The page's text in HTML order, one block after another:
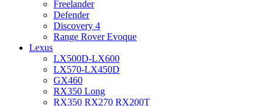
Freelander
Defender
Discovery 4
Range Rover Evoque
Lexus
LX500D-LX600
LX570-LX450D
GX460
RX350 Long
RX350 RX270 RX200T